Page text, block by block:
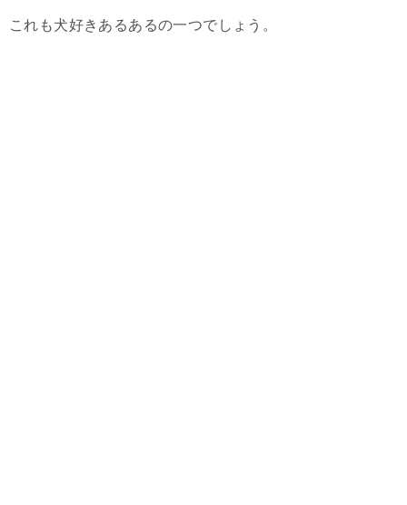
これも犬好きあるあるの一つでしょう。